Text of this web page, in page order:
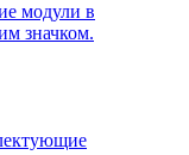
модули в
значком.